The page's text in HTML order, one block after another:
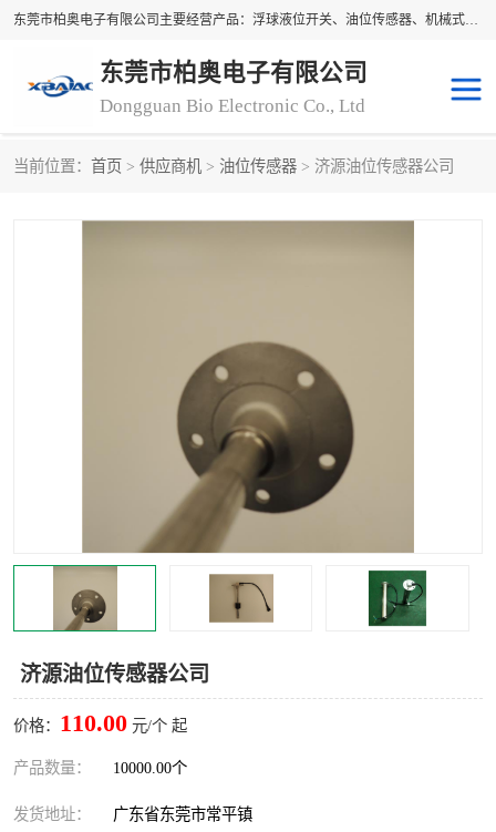
东莞市柏奥电子有限公司主要经营产品：浮球液位开关、油位传感器、机械式油表、浮球液位计、水位控制浮球阀、料位开关，水流开关、油水位控制配套仪表等。柏奥电子，您可信赖的合作伙伴
东莞市柏奥电子有限公司
Dongguan Bio Electronic Co., Ltd
当前位置： 首页 > 供应商机 > 油位传感器 > 济源油位传感器公司
济源油位传感器公司
价格： 110.00 元/个 起
产品数量： 10000.00个
发货地址： 广东省东莞市常平镇
浮球阀
转速表